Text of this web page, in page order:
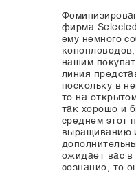
фирма
ему немного
нашим
линия
поскольку в
то на
так хорошо и
среднем этот
выращиванию
ожидает вас в
сознание, то